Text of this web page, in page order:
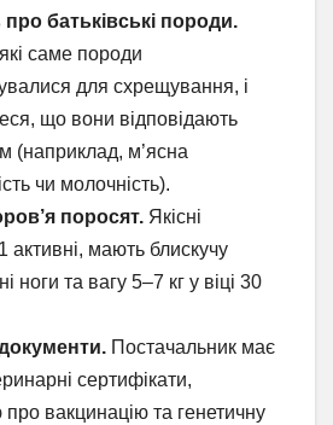
про батьківські породи.
саме породи
для схрещування, і
що вони відповідають
(наприклад, м’ясна
чи молочність).
поросят. Якісні
активні, мають блискучу
ноги та вагу 5–7 кг у віці 30
Постачальник має
сертифікати,
вакцинацію та генетичну